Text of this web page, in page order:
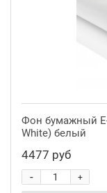
Фон бумажный E-
White) белый
4477 руб
+
-